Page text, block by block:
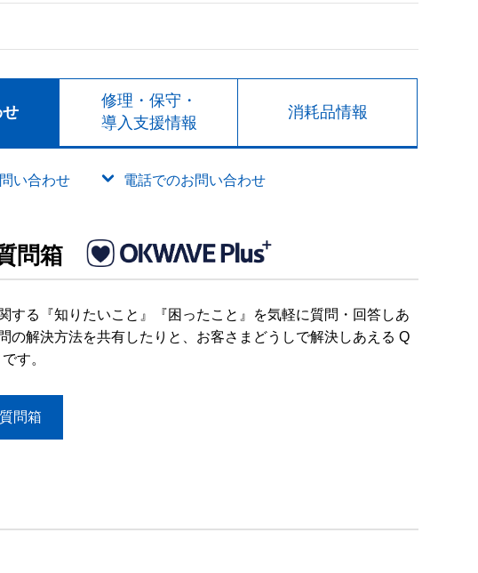
修理・保守・
導入支援情報
消耗品情報
い合わせ 電話でのお問い合わせ
問箱
する『知りたいこと』『困ったこと』を気軽に質問・回答しあ
の解決方法を共有したりと、お客さまどうしで解決しあえる Q
す。
問箱